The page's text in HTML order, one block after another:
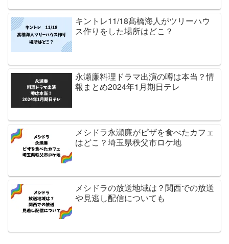
キントレ11/18髙橋海人がツリーハウ
ス作りをした場所はどこ？
永瀬廉料理ドラマ出演の噂は本当？情
報まとめ2024年1月期日テレ
メシドラ永瀬廉がピザを食べたカフェ
はどこ？埼玉県秩父市ロケ地
メシドラの放送地域は？関西での放送
や見逃し配信についても